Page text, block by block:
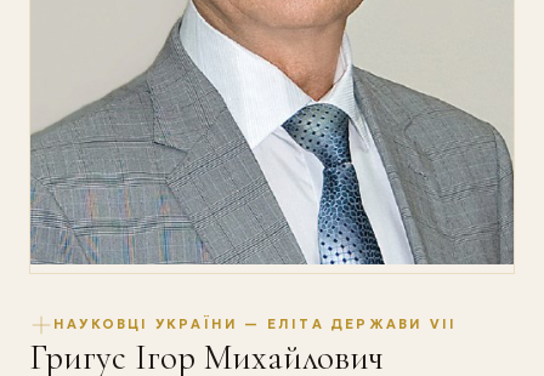
НАУКОВЦІ УКРАЇНИ — ЕЛІТА ДЕРЖАВИ VII
Григус Ігор Михайлович